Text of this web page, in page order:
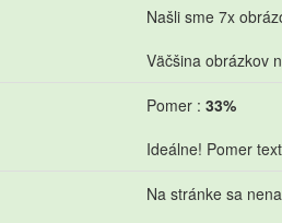
Našli sme 7x
Väčšina obrázkov
Pomer : 33%
Ideálne! Pomer
Na stránke sa